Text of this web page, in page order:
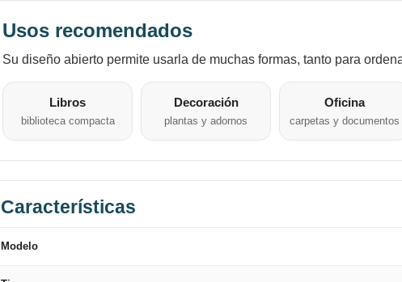
Usos recomendados
Su diseño abierto permite usarla de muchas formas, tanto para
Libros
biblioteca compacta
Decoración
plantas y adornos
Oficina
carpetas y documentos
Características
Modelo